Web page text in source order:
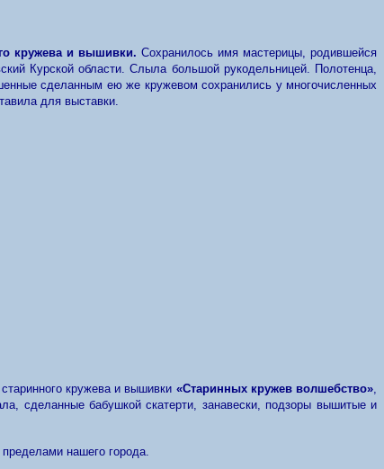
кружева и вышивки. Сохранилось имя мастерицы, родившейся
Курской области. Слыла большой рукодельницей. Полотенца,
сделанным ею же кружевом сохранились у многочисленных
для выставки.
кружева и вышивки «Старинных кружев волшебство»,
сделанные бабушкой скатерти, занавески, подзоры вышитые и
нашего города.